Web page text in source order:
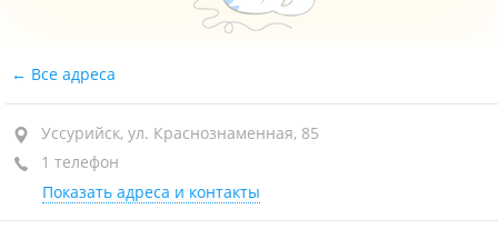
Все адреса
Уссурийск, ул. Краснознаменная, 85
1 телефон
Показать адреса и контакты